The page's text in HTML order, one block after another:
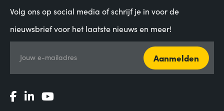
Volg ons op social media of schrijf je in voor de
nieuwsbrief voor het laatste nieuws en meer!
Jouw e-mailadres Aanmelden